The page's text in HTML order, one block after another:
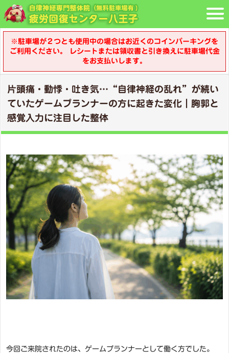
※駐車場が２つとも使用中の場合はお近くのコインパーキングを
ご利用ください。 レシートまたは領収書と引き換えに駐車場代金
をお支払いします。
片頭痛・動悸・吐き気…“自律神経の乱れ”が続い
ていたゲームプランナーの方に起きた変化｜胸郭と
感覚入力に注目した整体
今回ご来院されたのは、ゲームプランナーとして働く方でした。